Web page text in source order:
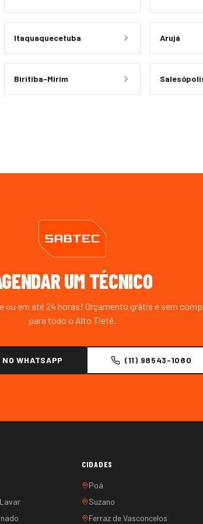
Itaquaquecetuba Arujá
Biritiba-Mirim
UM TÉCNICO
ou em até 24 horas! Orçamento grátis e sem
para todo o Alto Tietê.
NO WHATSAPP (11) 98543-1080
CIDADES
Poá
Suzano
Ferraz de Vasconcelos